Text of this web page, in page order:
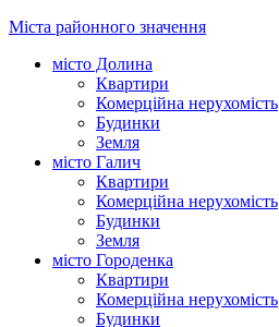
Міста районного значення
місто Долина
Квартири
Комерційна нерухомість
Будинки
Земля
місто Галич
Квартири
Комерційна нерухомість
Будинки
Земля
місто Городенка
Квартири
Комерційна нерухомість
Будинки